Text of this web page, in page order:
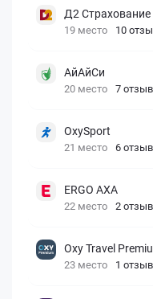
Д2 Страхование
19 место 10
АйАйСи
20 место 7
OxySport
21 место 6
ERGO AXA
22 место 2
Oxy Travel
23 место 1 отзыв